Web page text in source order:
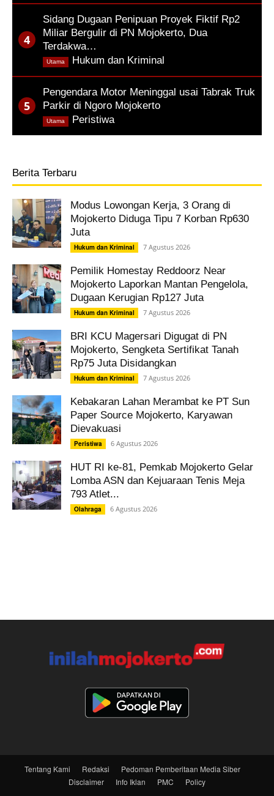
Sidang Dugaan Penipuan Proyek Fiktif Rp2
Miliar Bergulir di PN Mojokerto, Dua
Terdakwa…
Hukum dan Kriminal
Utama
Pengendara Motor Meninggal usai Tabrak Truk
Parkir di Ngoro Mojokerto
Peristiwa
Utama
Berita Terbaru
Modus Lowongan Kerja, 3 Orang di
Mojokerto Diduga Tipu 7 Korban Rp630
Juta
Hukum dan Kriminal 7 Agustus 2026
Pemilik Homestay Reddoorz Near
Mojokerto Laporkan Mantan Pengelola,
Dugaan Kerugian Rp127 Juta
Hukum dan Kriminal 7 Agustus 2026
BRI KCU Magersari Digugat di PN
Mojokerto, Sengketa Sertifikat Tanah
Rp75 Juta Disidangkan
Hukum dan Kriminal 7 Agustus 2026
Kebakaran Lahan Merambat ke PT Sun
Paper Source Mojokerto, Karyawan
Dievakuasi
Peristiwa 6 Agustus 2026
HUT RI ke-81, Pemkab Mojokerto Gelar
Lomba ASN dan Kejuaraan Tenis Meja
793 Atlet...
Olahraga 6 Agustus 2026
Tentang Kami Redaksi
Pedoman Pemberitaan Media Siber
Disclaimer
Info Iklan PMC Policy